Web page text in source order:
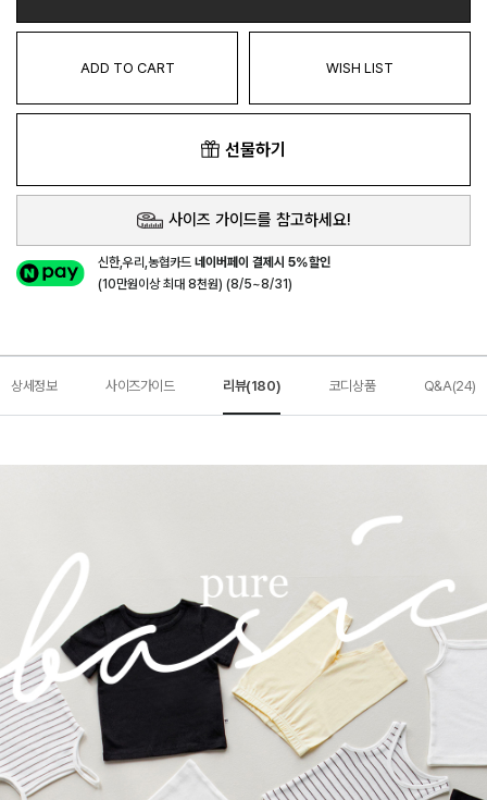
ADD TO CART WISH LIST
선물하기
사이즈 가이드를 참고하세요!
신한,우리,농협카드네이버페이 결제시 5%할인
(10만원이상 최대 8천원) (8/5~8/31)
상세정보 사이즈가이드 리뷰(180) 코디상품 Q&A(24)